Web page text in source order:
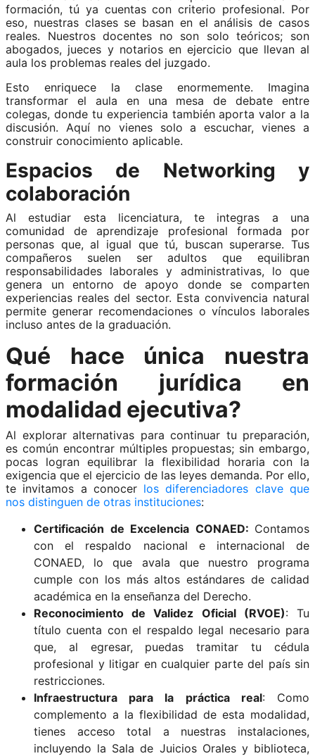
formación, tú ya cuentas con criterio profesional. Por
eso, nuestras clases se basan en el análisis de casos
reales. Nuestros docentes no son solo teóricos; son
abogados, jueces y notarios en ejercicio que llevan al
aula los problemas reales del juzgado.
Esto enriquece la clase enormemente. Imagina
transformar el aula en una mesa de debate entre
colegas, donde tu experiencia también aporta valor a la
discusión. Aquí no vienes solo a escuchar, vienes a
construir conocimiento aplicable.
Espacios de Networking y
colaboración
Al estudiar esta licenciatura, te integras a una
comunidad de aprendizaje profesional formada por
personas que, al igual que tú, buscan superarse. Tus
compañeros suelen ser adultos que equilibran
responsabilidades laborales y administrativas, lo que
genera un entorno de apoyo donde se comparten
experiencias reales del sector. Esta convivencia natural
permite generar recomendaciones o vínculos laborales
incluso antes de la graduación.
Qué hace única nuestra
formación jurídica en
modalidad ejecutiva?
Al explorar alternativas para continuar tu preparación,
es común encontrar múltiples propuestas; sin embargo,
pocas logran equilibrar la flexibilidad horaria con la
exigencia que el ejercicio de las leyes demanda. Por ello,
te invitamos a conocer los diferenciadores clave que
nos distinguen de otras instituciones:
Certificación de Excelencia CONAED: Contamos
con el respaldo nacional e internacional de
CONAED, lo que avala que nuestro programa
cumple con los más altos estándares de calidad
académica en la enseñanza del Derecho.
Reconocimiento de Validez Oficial (RVOE): Tu
título cuenta con el respaldo legal necesario para
que, al egresar, puedas tramitar tu cédula
profesional y litigar en cualquier parte del país sin
restricciones.
Infraestructura para la práctica real: Como
complemento a la flexibilidad de esta modalidad,
tienes acceso total a nuestras instalaciones,
incluyendo la Sala de Juicios Orales y biblioteca,